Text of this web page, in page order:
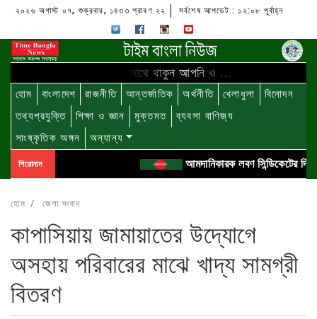
২০২৬ অগাস্ট ০৭, শুক্রবার, ১৪৩৩ শ্রাবণ ২২ সর্বশেষ আপডেট : ১২:০৮ পূর্বাহ্ন
আমাদের সাথে থাকুন আপনি ও ...
হোম বাংলাদেশ রাজনীতি আন্তর্জাতিক অর্থনীতি খেলাধুলা
বিনোদন
তথ্যপ্রযুক্তি
শিক্ষা ও জ্ঞান মুক্তমত
ব্যবসা বাণিজ্য
সাংষ্কৃতিক অঙ্গন
অন্যান্য
শিরোনাম আমদানিকারক লবণ সিন্ডিকেটের দিন
হোম জেলা সংবাদ
কাপাসিয়ায় জামায়াতের উদ্যোগে
অসহায় পরিবারের মাঝে খাদ্য সামগ্রী
বিতরণ